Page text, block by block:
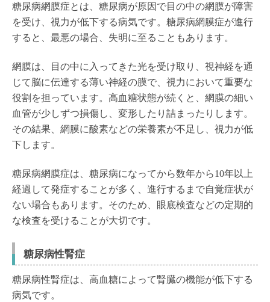
糖尿病網膜症とは、糖尿病が原因で目の中の網膜が障害
を受け、視力が低下する病気です。糖尿病網膜症が進行
すると、最悪の場合、失明に至ることもあります。
網膜は、目の中に入ってきた光を受け取り、視神経を通
じて脳に伝達する薄い神経の膜で、視力において重要な
役割を担っています。高血糖状態が続くと、網膜の細い
血管が少しずつ損傷し、変形したり詰まったりします。
その結果、網膜に酸素などの栄養素が不足し、視力が低
下します。
糖尿病網膜症は、糖尿病になってから数年から10年以上
経過して発症することが多く、進行するまで自覚症状が
ない場合もあります。そのため、眼底検査などの定期的
な検査を受けることが大切です。
糖尿病性腎症
糖尿病性腎症は、高血糖によって腎臓の機能が低下する
病気です。